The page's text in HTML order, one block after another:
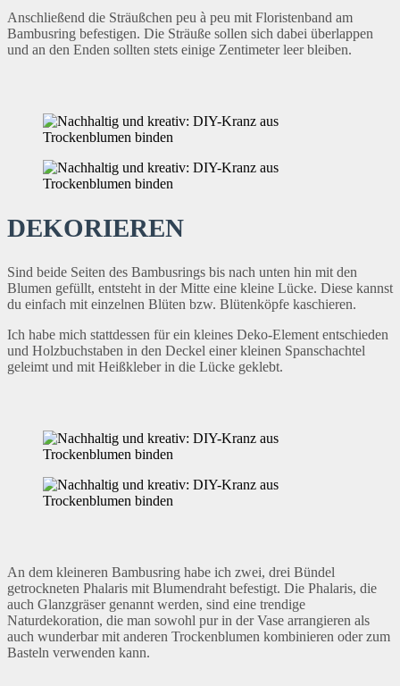
Anschließend die Sträußchen peu à peu mit Floristenband am
Bambusring befestigen. Die Sträuße sollen sich dabei überlappen
und an den Enden sollten stets einige Zentimeter leer bleiben.
DEKORIEREN
Sind beide Seiten des Bambusrings bis nach unten hin mit den
Blumen gefüllt, entsteht in der Mitte eine kleine Lücke. Diese kannst
du einfach mit einzelnen Blüten bzw. Blütenköpfe kaschieren.
Ich habe mich stattdessen für ein kleines Deko-Element entschieden
und Holzbuchstaben in den Deckel einer kleinen Spanschachtel
geleimt und mit Heißkleber in die Lücke geklebt.
An dem kleineren Bambusring habe ich zwei, drei Bündel
getrockneten Phalaris mit Blumendraht befestigt. Die Phalaris, die
auch Glanzgräser genannt werden, sind eine trendige
Naturdekoration, die man sowohl pur in der Vase arrangieren als
auch wunderbar mit anderen Trockenblumen kombinieren oder zum
Basteln verwenden kann.